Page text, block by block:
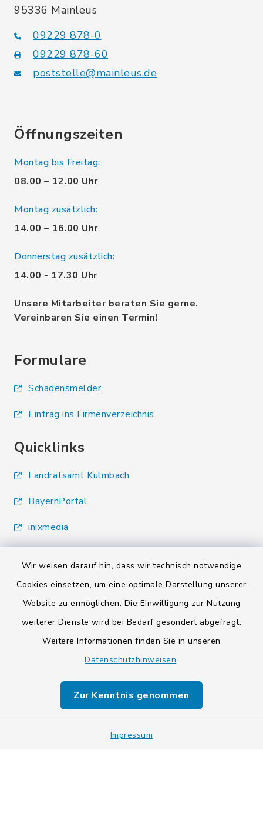
Wir weisen darauf hin, dass wir technisch notwendige
Cookies einsetzen, um eine optimale Darstellung unserer
Website zu ermöglichen. Die Einwilligung zur Nutzung
weiterer Dienste wird bei Bedarf gesondert abgefragt.
Weitere Informationen finden Sie in unseren
Datenschutzhinweisen.
Zur Kenntnis genommen
Impressum
95336 Mainleus
09229 878-0
09229 878-60
poststelle@mainleus.de
Öffnungszeiten
Montag bis Freitag:
08.00 – 12.00 Uhr
Montag zusätzlich:
14.00 – 16.00 Uhr
Donnerstag zusätzlich:
14.00 - 17.30 Uhr
Unsere Mitarbeiter beraten Sie gerne.
Vereinbaren Sie einen Termin!
Formulare
Schadensmelder
Eintrag ins Firmenverzeichnis
Quicklinks
Landratsamt Kulmbach
BayernPortal
inixmedia
Barrierefreiheit
Impressum
Sitemap